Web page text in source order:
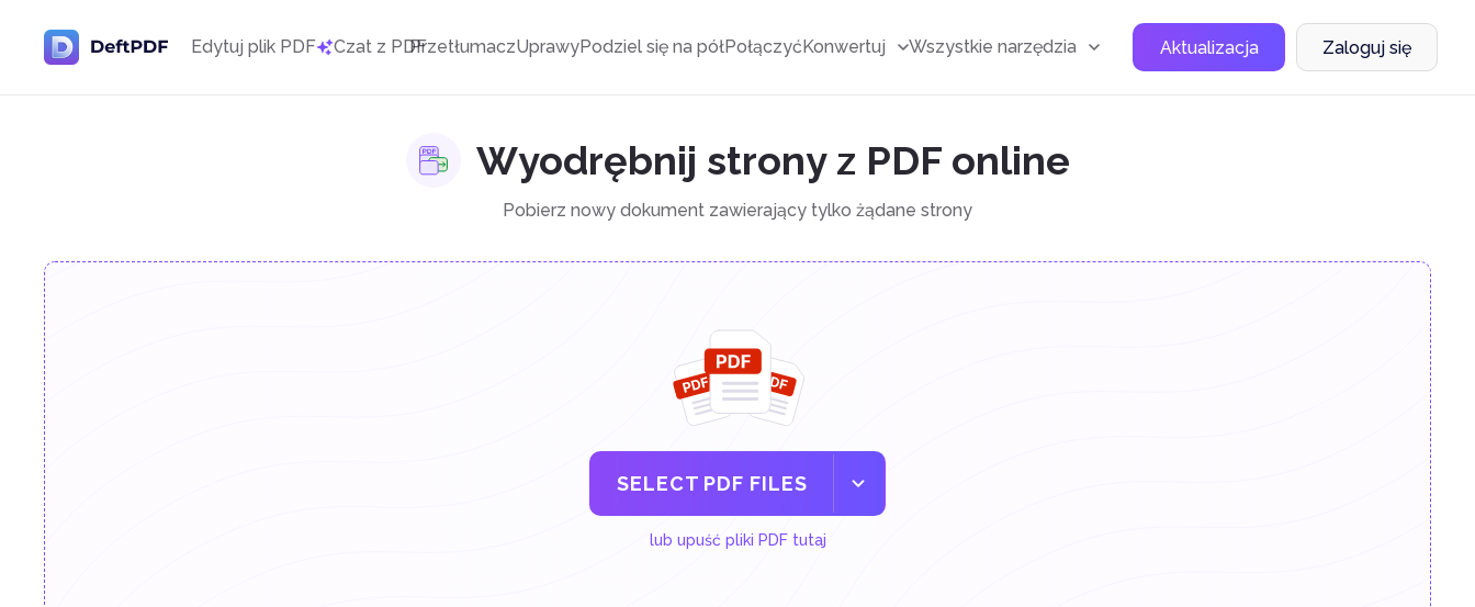
Edytuj plik PDF Czat z PDFPrzetłumaczUprawyPodziel się na półPołączyćKonwertuj Wszystkie narzędzia Aktualizacja Zaloguj się
Wyodrębnij strony z PDF online
Pobierz nowy dokument zawierający tylko żądane strony
SELECT PDF FILES
lub upuść pliki PDF tutaj